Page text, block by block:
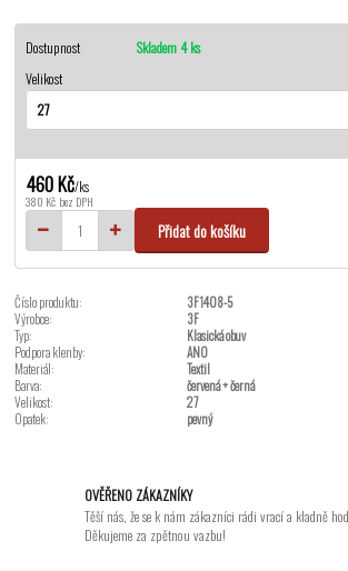
Dostupnost
Skladem 4 ks
Velikost
460 Kč/ks
380 Kč bez DPH
Přidat do košíku
Číslo produktu:
3F1408-5
Výrobce:
3F
Typ:
Klasická obuv
Podpora klenby:
ANO
Materiál:
Textil
Barva:
červená + černá
Velikost:
27
Opatek:
pevný
OVĚŘENO ZÁKAZNÍKY
Těší nás, že se k nám zákazníci rádi vrací a kladně
Děkujeme za zpětnou vazbu!